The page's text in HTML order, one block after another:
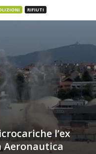
RIFIUTI
l’ex
Aeronautica